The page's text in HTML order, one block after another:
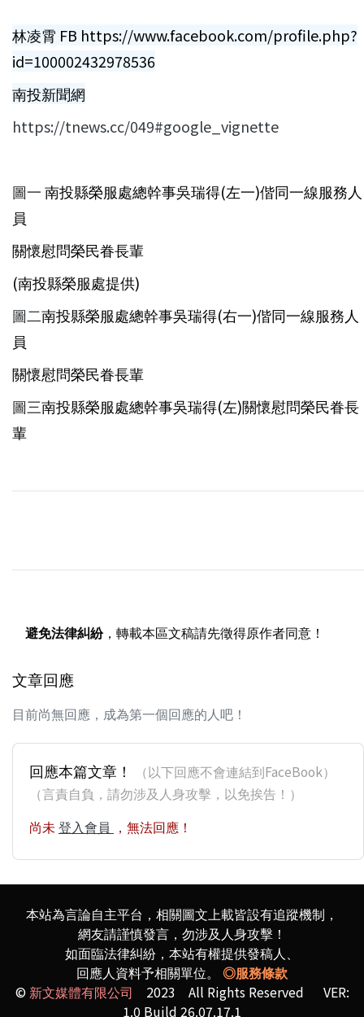
林凌霄 FB https://www.facebook.com/profile.php?
id=100002432978536
南投新聞網
https://tnews.cc/049#google_vignette
圖一南投縣榮服處總幹事吳瑞得(左一)偕同一線服務人
員
關懷慰問榮民眷長輩
(南投縣榮服處提供)
圖二南投縣榮服處總幹事吳瑞得(右一)偕同一線服務人
員
關懷慰問榮民眷長輩
圖三南投縣榮服處總幹事吳瑞得(左)關懷慰問榮民眷長
輩
避免法律糾紛，轉載本區文稿請先徵得原作者同意！
文章回應
目前尚無回應，成為第一個回應的人吧！
回應本篇文章！
（以下回應不會連結到FaceBook）
（言責自負，請勿涉及人身攻擊，以免挨告！）
尚未 登入會員 ，無法回應！
本站為言論自主平台，相關圖文上載皆設有追蹤機制，
網友請謹慎發言，勿涉及人身攻擊！
如面臨法律糾紛，本站有權提供發稿人、
回應人資料予相關單位。 ◎服務條款
© 新文媒體有限公司 2023 All Rights Reserved VER:
1.0 Build 26.07.17.1